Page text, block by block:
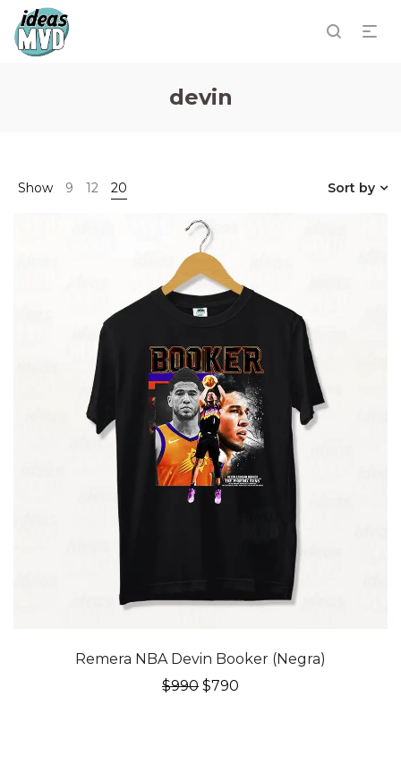
devin
Show 9 12 20 Sort by
Remera NBA Devin Booker (Negra)
$990 El
$790